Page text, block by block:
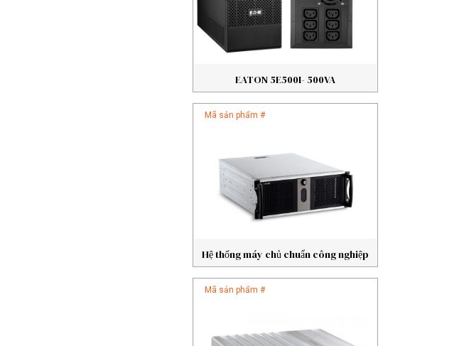
EATON 5E500I- 500VA
Mã sản phẩm #
Hệ thống máy chủ chuẩn công nghiệp
Mã sản phẩm #